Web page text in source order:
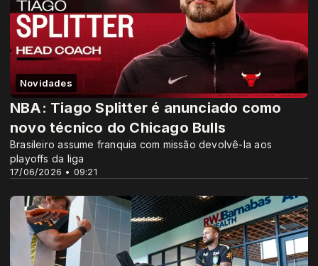
Novidades
17/06/2026 • 09:21
NBA: Tiago Splitter é anunciado como
novo técnico do Chicago Bulls
Brasileiro assume franquia com missão devolvê-la aos
playoffs da liga